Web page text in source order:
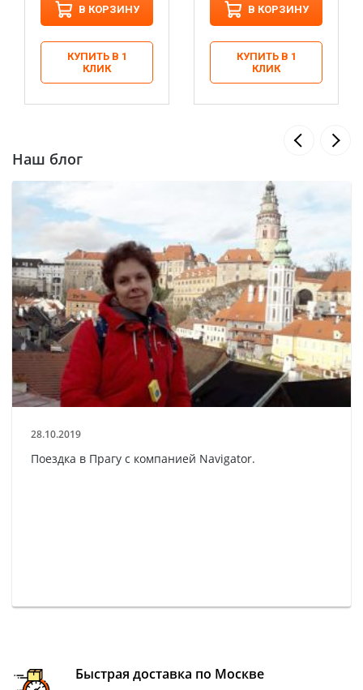
В КОРЗИНУ
КУПИТЬ В 1
КЛИК
В КОРЗИНУ
КУПИТЬ В 1
КЛИК
Наш блог
28.10.2019
Поездка в Прагу с компанией Navigator.
Быстрая доставка по Москве